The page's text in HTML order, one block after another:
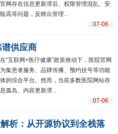
网存在信息更新滞后、权限管理混乱、安
高等问题，反映出管理...
07-06
谱供应商
在“互联网+医疗健康”政策推动下，医院官网
集患者服务、品牌传播、预约挂号等功能
的综合平台。然而，当前多数医院网站存
孤岛、内容更新滞...
07-06
析：从开源协议到全栈落